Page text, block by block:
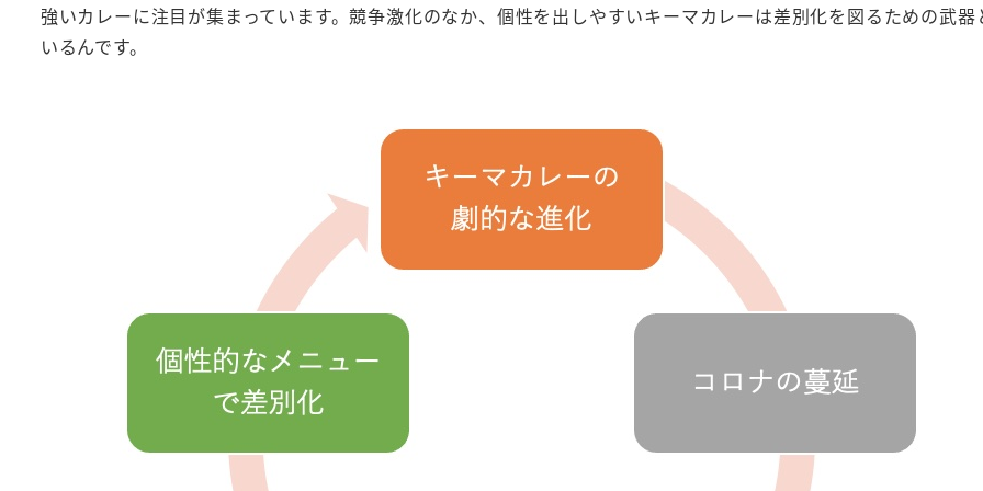
強いカレーに注目が集まっています。競争激化のなか、個性を出しやすいキーマカレーは差別化を図るための武器
いるんです。